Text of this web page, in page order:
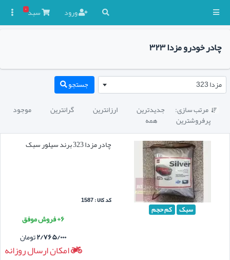
ورود سبد۰
چادر خودرو مزدا ۳۲۳
مزدا 323 جستجو
 مرتب سازی: جدیدترین ارزانترین گرانترین موجود
پرفروشترین همه
سبک کم حجم
چادر مزدا 323 برند سیلور سبک
کد کالا : 1587
۶+ فروش موفق
۲/۷۶۵/۰۰۰تومان
امکان ارسال روزانه